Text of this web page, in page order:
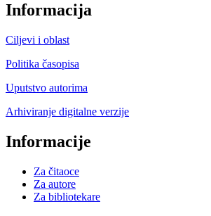
Informacija
Ciljevi i oblast
Politika časopisa
Uputstvo autorima
Arhiviranje digitalne verzije
Informacije
Za čitaoce
Za autore
Za bibliotekare